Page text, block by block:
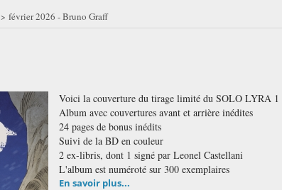
> février 2026 - Bruno Graff
Voici la couverture du tirage limité du SOLO LYRA 1
Album avec couvertures avant et arrière inédites
24 pages de bonus inédits
Suivi de la BD en couleur
2 ex-libris, dont 1 signé par Leonel Castellani
L'album est numéroté sur 300 exemplaires
En savoir plus...